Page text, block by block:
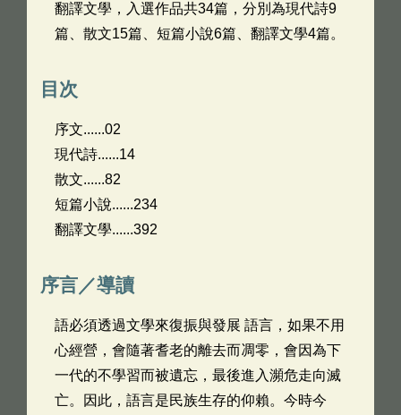
翻譯文學，入選作品共34篇，分別為現代詩9
篇、散文15篇、短篇小說6篇、翻譯文學4篇。
目次
序文......02
現代詩......14
散文......82
短篇小說......234
翻譯文學......392
序言／導讀
語必須透過文學來復振與發展 語言，如果不用
心經營，會隨著耆老的離去而凋零，會因為下
一代的不學習而被遺忘，最後進入瀕危走向滅
亡。因此，語言是民族生存的仰賴。今時今